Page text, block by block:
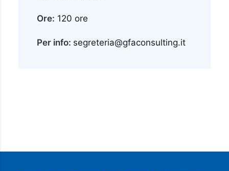
Ore: 120 ore
Per info: segreteria@gfaconsulting.it